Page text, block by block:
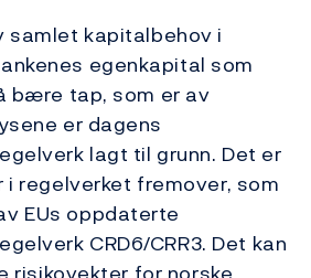
samlet kapitalbehov i
egenkapital som
bære tap, som er av
er dagens
lagt til grunn. Det er
regelverket fremover, som
EUs oppdaterte
CRD6/CRR3. Det kan